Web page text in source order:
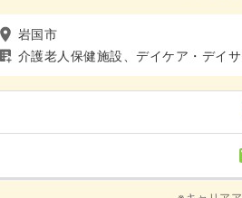
岩国市
介護老人保健施設、デイケア・デイ